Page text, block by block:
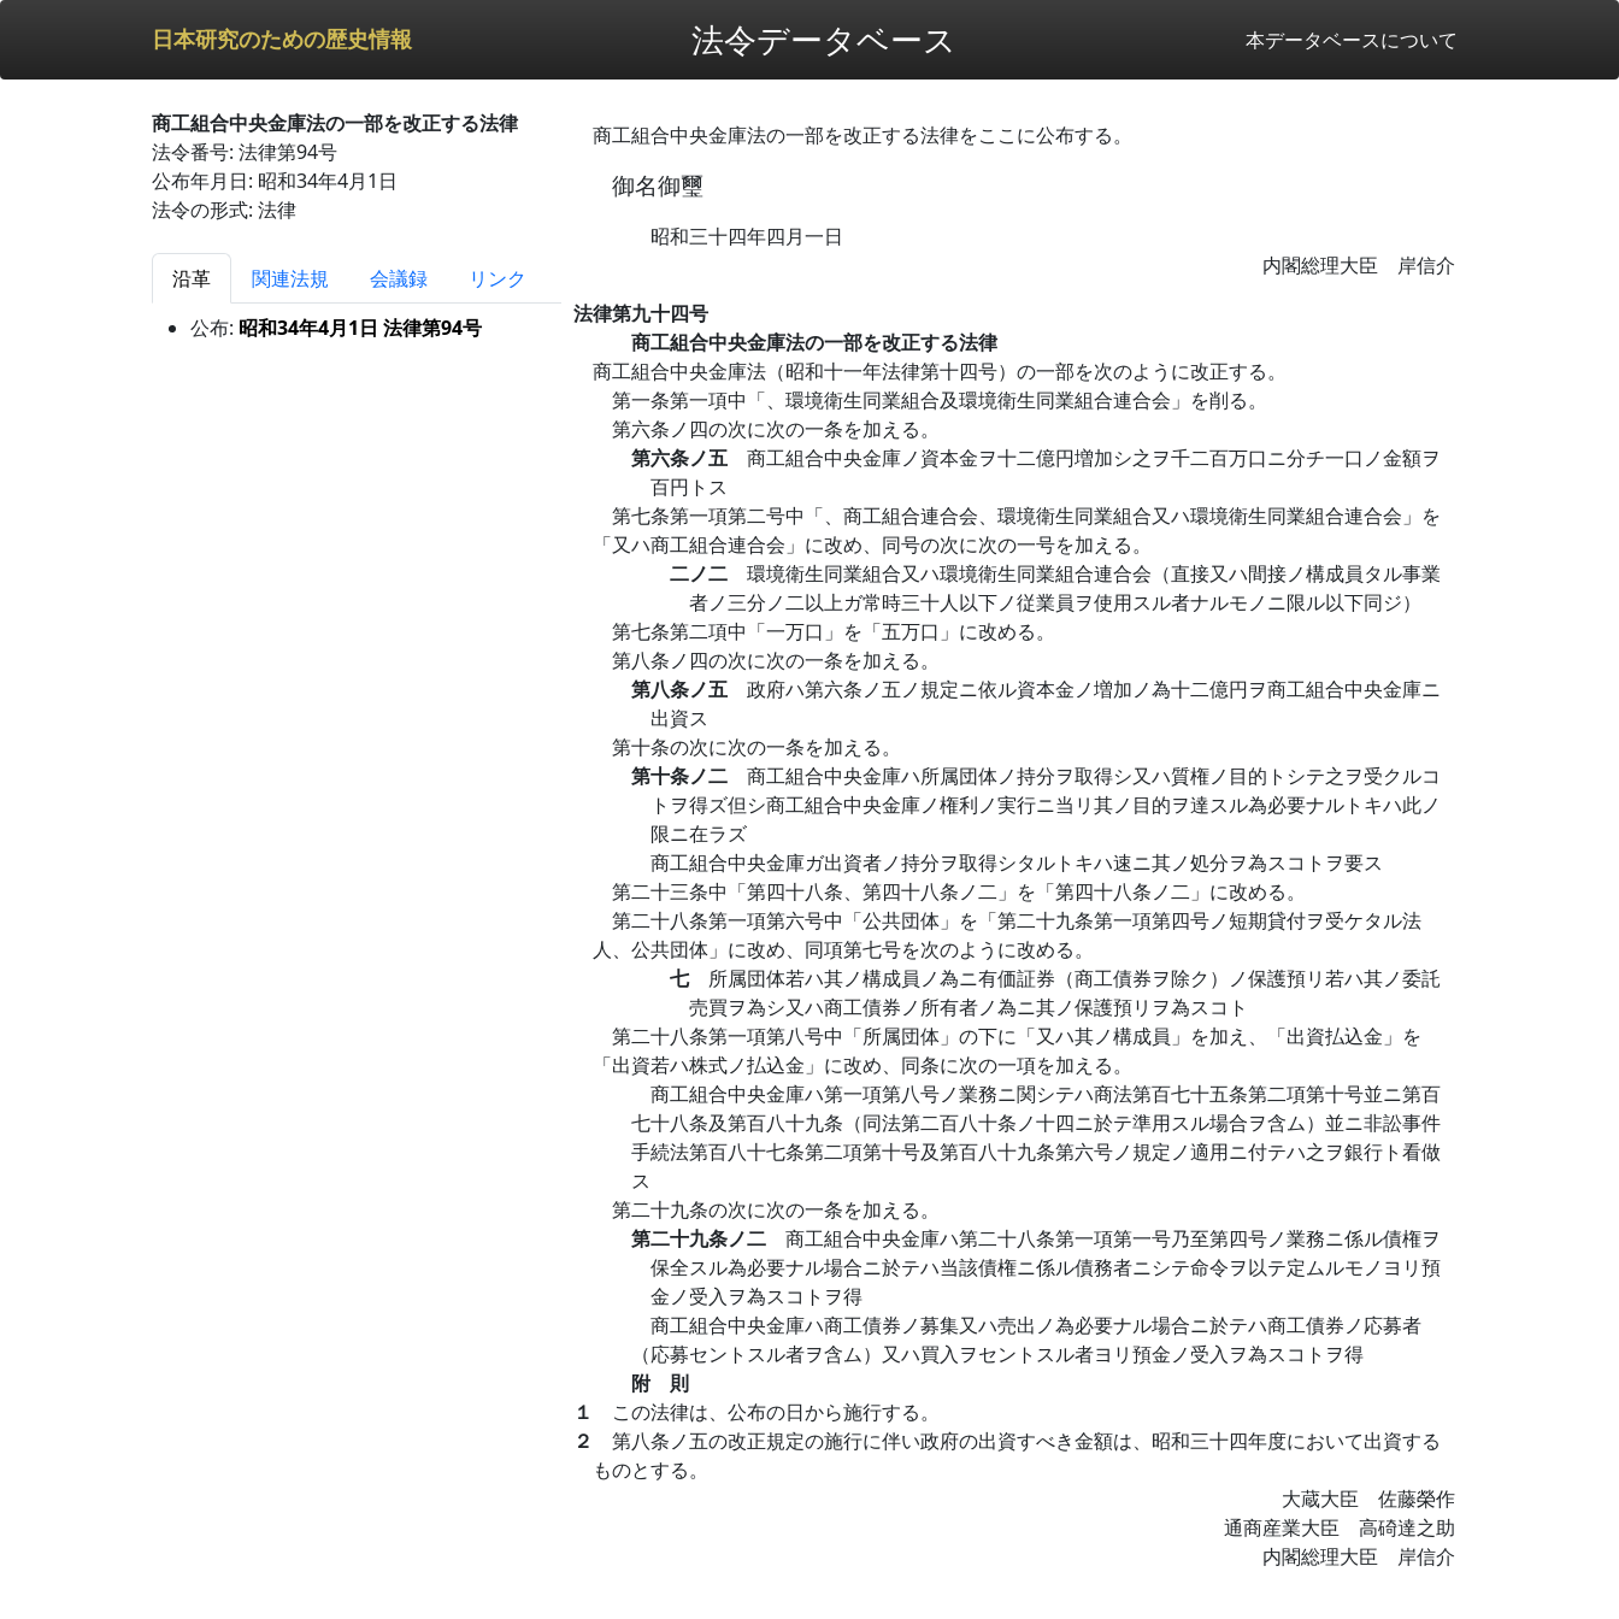
日本研究のための歴史情報 法令データベース 本データベースについて
商工組合中央金庫法の一部を改正する法律
法令番号: 法律第94号
公布年月日: 昭和34年4月1日
法令の形式: 法律
沿革 関連法規 会議録
リンク
公布: 昭和34年4月1日 法律第94号
商工組合中央金庫法の一部を改正する法律をここに公布する。
御名御璽
昭和三十四年四月一日
内閣総理大臣 岸信介
法律第九十四号
商工組合中央金庫法の一部を改正する法律
商工組合中央金庫法（昭和十一年法律第十四号）の一部を次のように改正する。
第一条第一項中「、環境衛生同業組合及環境衛生同業組合連合会」を削る。
第六条ノ四の次に次の一条を加える。
第六条ノ五 商工組合中央金庫ノ資本金ヲ十二億円増加シ之ヲ千二百万口ニ分チ一口ノ金額ヲ
百円トス
第七条第一項第二号中「、商工組合連合会、環境衛生同業組合又ハ環境衛生同業組合連合会」を
「又ハ商工組合連合会」に改め、同号の次に次の一号を加える。
二ノ二 環境衛生同業組合又ハ環境衛生同業組合連合会（直接又ハ間接ノ構成員タル事業
者ノ三分ノ二以上ガ常時三十人以下ノ従業員ヲ使用スル者ナルモノニ限ル以下同ジ）
第七条第二項中「一万口」を「五万口」に改める。
第八条ノ四の次に次の一条を加える。
第八条ノ五 政府ハ第六条ノ五ノ規定ニ依ル資本金ノ増加ノ為十二億円ヲ商工組合中央金庫ニ
出資ス
第十条の次に次の一条を加える。
第十条ノ二 商工組合中央金庫ハ所属団体ノ持分ヲ取得シ又ハ質権ノ目的トシテ之ヲ受クルコ
トヲ得ズ但シ商工組合中央金庫ノ権利ノ実行ニ当リ其ノ目的ヲ達スル為必要ナルトキハ此ノ
限ニ在ラズ
商工組合中央金庫ガ出資者ノ持分ヲ取得シタルトキハ速ニ其ノ処分ヲ為スコトヲ要ス
第二十三条中「第四十八条、第四十八条ノ二」を「第四十八条ノ二」に改める。
第二十八条第一項第六号中「公共団体」を「第二十九条第一項第四号ノ短期貸付ヲ受ケタル法
人、公共団体」に改め、同項第七号を次のように改める。
七 所属団体若ハ其ノ構成員ノ為ニ有価証券（商工債券ヲ除ク）ノ保護預リ若ハ其ノ委託
売買ヲ為シ又ハ商工債券ノ所有者ノ為ニ其ノ保護預リヲ為スコト
第二十八条第一項第八号中「所属団体」の下に「又ハ其ノ構成員」を加え、「出資払込金」を
「出資若ハ株式ノ払込金」に改め、同条に次の一項を加える。
商工組合中央金庫ハ第一項第八号ノ業務ニ関シテハ商法第百七十五条第二項第十号並ニ第百
七十八条及第百八十九条（同法第二百八十条ノ十四ニ於テ準用スル場合ヲ含ム）並ニ非訟事件
手続法第百八十七条第二項第十号及第百八十九条第六号ノ規定ノ適用ニ付テハ之ヲ銀行ト看做
ス
第二十九条の次に次の一条を加える。
第二十九条ノ二 商工組合中央金庫ハ第二十八条第一項第一号乃至第四号ノ業務ニ係ル債権ヲ
保全スル為必要ナル場合ニ於テハ当該債権ニ係ル債務者ニシテ命令ヲ以テ定ムルモノヨリ預
金ノ受入ヲ為スコトヲ得
商工組合中央金庫ハ商工債券ノ募集又ハ売出ノ為必要ナル場合ニ於テハ商工債券ノ応募者
（応募セントスル者ヲ含ム）又ハ買入ヲセントスル者ヨリ預金ノ受入ヲ為スコトヲ得
附 則
１ この法律は、公布の日から施行する。
２ 第八条ノ五の改正規定の施行に伴い政府の出資すべき金額は、昭和三十四年度において出資する
ものとする。
大蔵大臣 佐藤榮作
通商産業大臣 高碕達之助
内閣総理大臣 岸信介